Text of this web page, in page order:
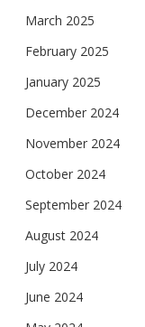
March 2025
February 2025
January 2025
December 2024
November 2024
October 2024
September 2024
August 2024
July 2024
June 2024